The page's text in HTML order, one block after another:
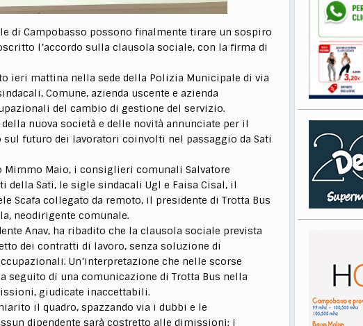
di Campobasso possono finalmente tirare un sospiro
l’accordo sulla clausola sociale, con la firma di
ieri mattina nella sede della Polizia Municipale di via
Comune, azienda uscente e azienda
del cambio di gestione del servizio.
nuova società e delle novità annunciate per il
futuro dei lavoratori coinvolti nel passaggio da Sati
Mimmo Maio, i consiglieri comunali Salvatore
della Sati, le sigle sindacali Ugl e Faisa Cisal, il
Scafa collegato da remoto, il presidente di Trotta Bus
neodirigente comunale.
Anav, ha ribadito che la clausola sociale prevista
dei contratti di lavoro, senza soluzione di
Un’interpretazione che nelle scorse
seguito di una comunicazione di Trotta Bus nella
giudicate inaccettabili.
il quadro, spazzando via i dubbi e le
dipendente sarà costretto alle dimissioni: i